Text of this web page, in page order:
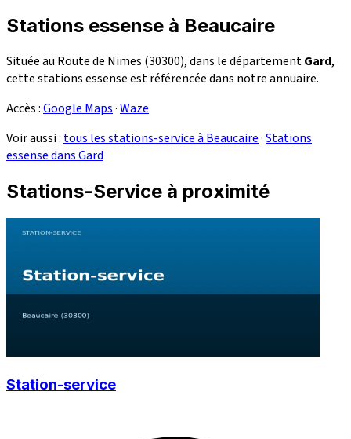
Stations essense à Beaucaire
Située au Route de Nimes (30300), dans le départementGard,
cette stations essense est référencée dans notre annuaire.
Accès :Google Maps·Waze
Voir aussi : tous les stations-service à Beaucaire·Stations
essense dans Gard
Stations-Service à proximité
Station-service